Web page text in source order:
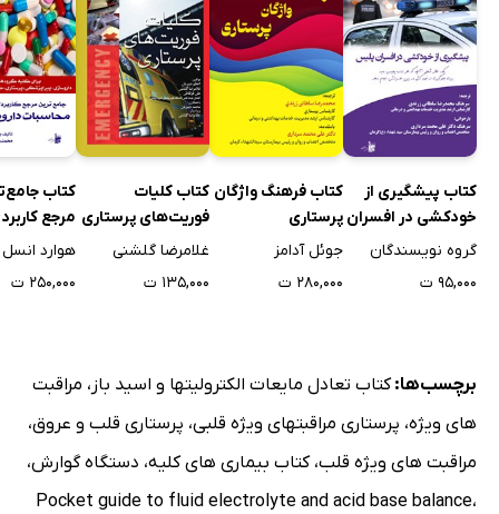
کتاب پیشگیری از
خودکشی در افسران
پلیس
گروه نویسندگان
۹۵,۰۰۰ ت
کتاب فرهنگ واژگان
پرستاری
جوئل آدامز
۲۸۰,۰۰۰ ت
کتاب کلیات
فوریت‌های پرستاری
غلامرضا گلشنی
۱۳۵,۰۰۰ ت
کتاب
مرجع
محاسبات
هوارد انسل
۲۵۰,۰۰۰ ت
برچسب‌ها:کتاب تعادل مایعات الکترولیتها و اسید باز ، مراقبت
های ویژه، پرستاری مراقبتهای ویژه قلبی، پرستاری قلب و عروق،
مراقبت های ویژه قلب،کتاب بیماری های کلیه، دستگاه گوارش،
Pocket guide to fluid electrolyte and acid base balance،